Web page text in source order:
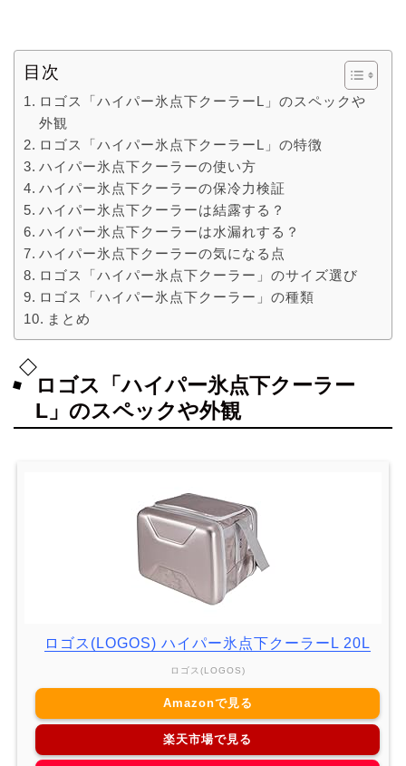
目次
ロゴス「ハイパー氷点下クーラーL」のスペックや
外観
ロゴス「ハイパー氷点下クーラーL」の特徴
ハイパー氷点下クーラーの使い方
ハイパー氷点下クーラーの保冷力検証
ハイパー氷点下クーラーは結露する？
ハイパー氷点下クーラーは水漏れする？
ハイパー氷点下クーラーの気になる点
ロゴス「ハイパー氷点下クーラー」のサイズ選び
ロゴス「ハイパー氷点下クーラー」の種類
まとめ
ロゴス「ハイパー氷点下クーラー
L」のスペックや外観
ロゴス(LOGOS) ハイパー氷点下クーラーL 20L
ロゴス(LOGOS)
Amazonで見る
楽天市場で見る